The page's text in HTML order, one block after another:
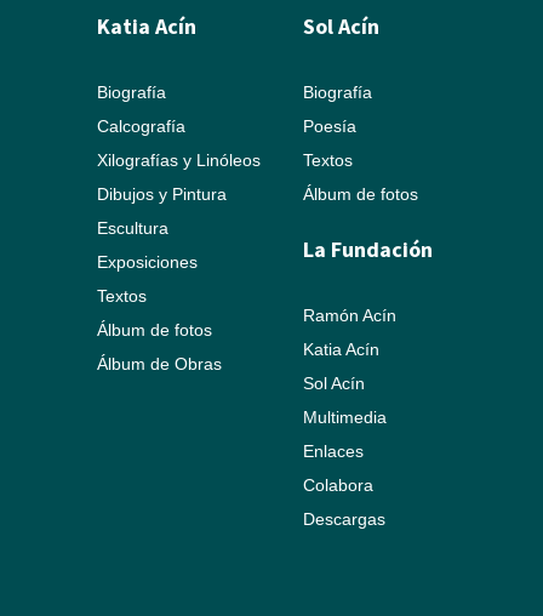
Katia Acín
Biografía
Calcografía
Xilografías y Linóleos
Dibujos y Pintura
Escultura
Exposiciones
Textos
Álbum de fotos
Álbum de Obras
Sol Acín
Biografía
Poesía
Textos
Álbum de fotos
La Fundación
Ramón Acín
Katia Acín
Sol Acín
Multimedia
Enlaces
Colabora
Descargas